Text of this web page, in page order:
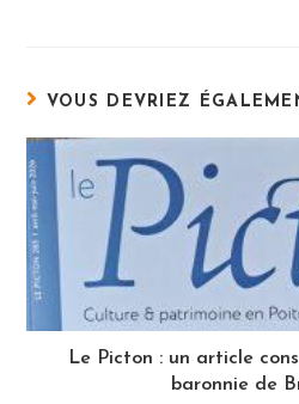
VOUS DEVRIEZ
Le Picton : un article
baronnie de